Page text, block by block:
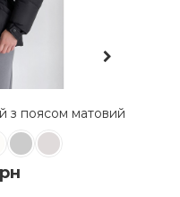
пояс силіконовий